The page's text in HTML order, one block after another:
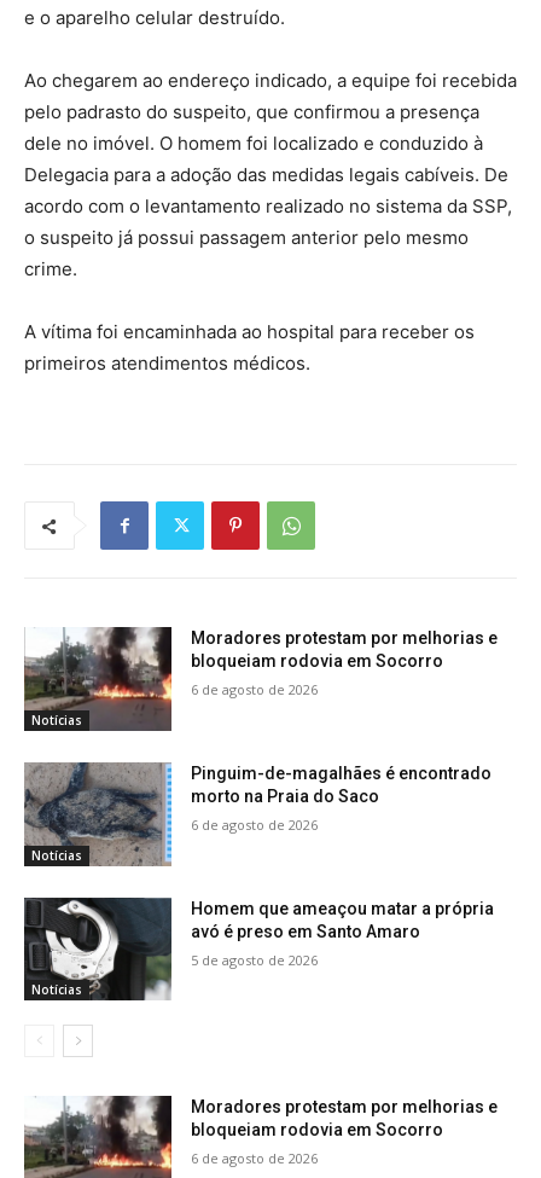
e o aparelho celular destruído.
Ao chegarem ao endereço indicado, a equipe foi recebida
pelo padrasto do suspeito, que confirmou a presença
dele no imóvel. O homem foi localizado e conduzido à
Delegacia para a adoção das medidas legais cabíveis. De
acordo com o levantamento realizado no sistema da SSP,
o suspeito já possui passagem anterior pelo mesmo
crime.
A vítima foi encaminhada ao hospital para receber os
primeiros atendimentos médicos.
Notícias
Moradores protestam por melhorias e
bloqueiam rodovia em Socorro
6 de agosto de 2026
Notícias
Pinguim-de-magalhães é encontrado
morto na Praia do Saco
6 de agosto de 2026
Notícias
Homem que ameaçou matar a própria
avó é preso em Santo Amaro
5 de agosto de 2026
Moradores protestam por melhorias e
bloqueiam rodovia em Socorro
6 de agosto de 2026